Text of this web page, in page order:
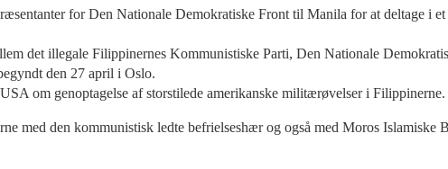
for Den Nationale Demokratiske Front til Manila for at deltage i
det illegale Filippinernes Kommunistiske Parti, Den Nationale
den 27 april i Oslo.
om genoptagelse af storstilede amerikanske militærøvelser i Filippinerne.
med den kommunistisk ledte befrielseshær og også med Moros Islamiske